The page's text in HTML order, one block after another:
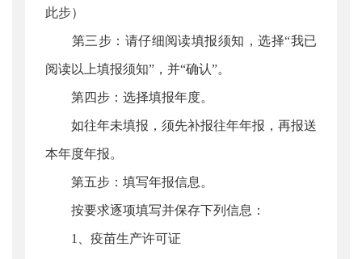
此步）
第三步：请仔细阅读填报须知，选择“我已
阅读以上填报须知”，并“确认”。
第四步：选择填报年度。
如往年未填报，须先补报往年年报，再报送
本年度年报。
第五步：填写年报信息。
按要求逐项填写并保存下列信息：
1、疫苗生产许可证